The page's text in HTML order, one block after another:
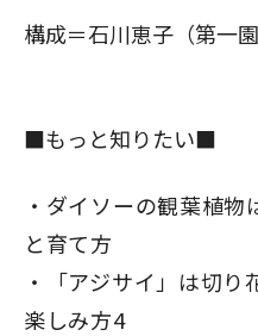
構成＝石川恵子（第一園
■もっと知りたい■
ダイソーの観葉植物
と育て方
「アジサイ」は切
楽しみ方4